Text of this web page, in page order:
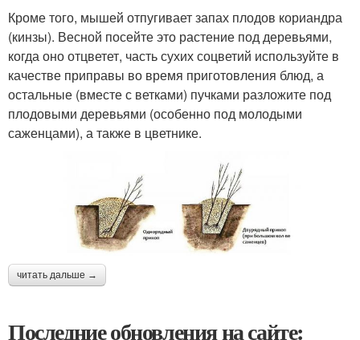
Кроме того, мышей отпугивает запах плодов кориандра
(кинзы). Весной посейте это растение под деревьями,
когда оно отцветет, часть сухих соцветий используйте в
качестве приправы во время приготовления блюд, а
остальные (вместе с ветками) пучками разложите под
плодовыми деревьями (особенно под молодыми
саженцами), а также в цветнике.
читать дальше →
Последние обновления на сайте: